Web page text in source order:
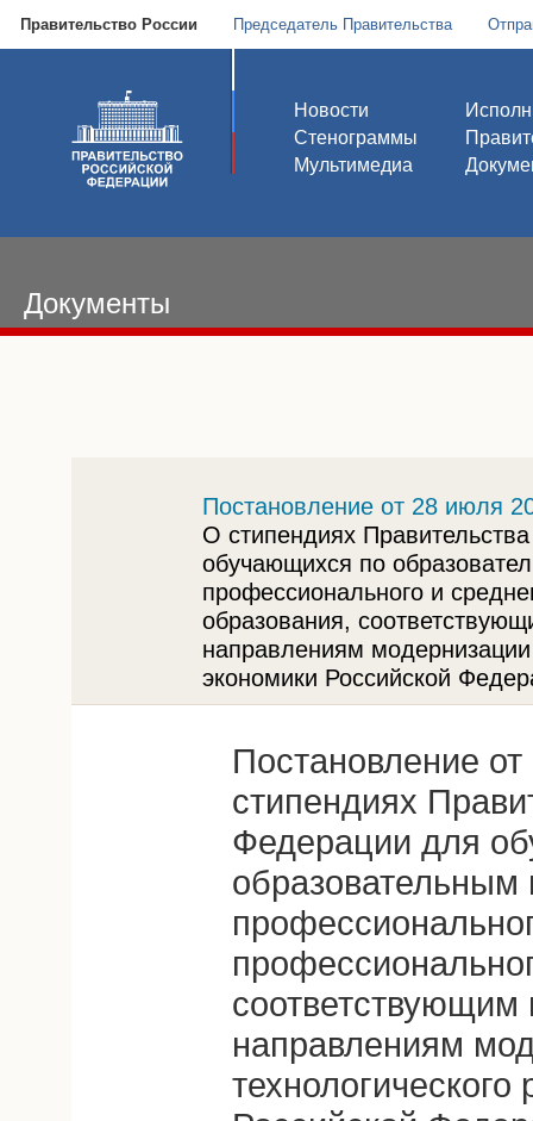
Правительство России Председатель Правительства
Новости
Стенограммы
Мультимедиа
Документы
Постановление от 28 июля
О стипендиях
обучающихся по
профессионального и
образования,
направлениям модернизации
экономики Российской
Постановление
стипендиях
Федерации для
образовательным
соответствующим
направлениям